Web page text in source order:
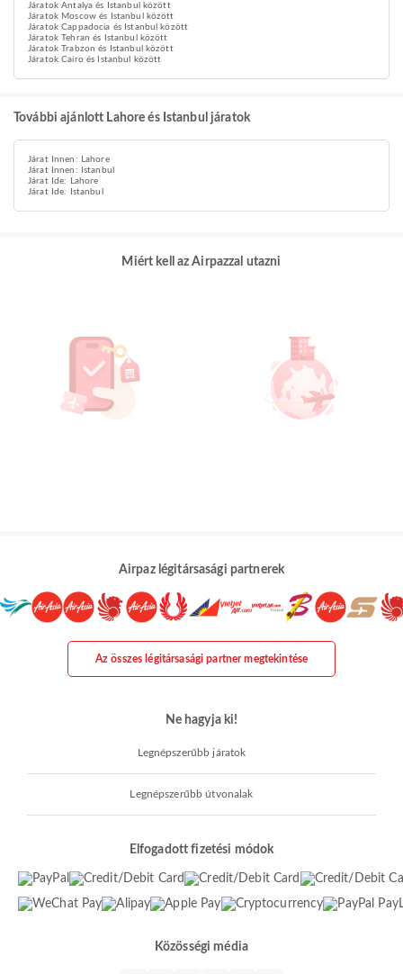
Járatok Antalya és Istanbul között
Járatok Moscow és Istanbul között
Járatok Cappadocia és Istanbul között
Járatok Tehran és Istanbul között
Járatok Trabzon és Istanbul között
Járatok Cairo és Istanbul között
További ajánlott Lahore és Istanbul járatok
Járat Innen: Lahore
Járat Innen: Istanbul
Járat Ide: Lahore
Járat Ide: Istanbul
Miért kell az Airpazzal utazni
Airpaz légitársasági partnerek
Az összes légitársasági partner megtekintése
Ne hagyja ki!
Legnépszerűbb járatok
Legnépszerűbb útvonalak
Elfogadott fizetési módok
Közösségi média